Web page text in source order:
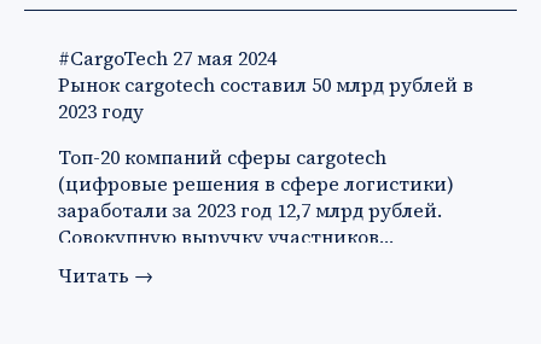
#CargoTech 27 мая 2024
Рынок cargotech составил 50 млрд рублей в
2023 году
Топ-20 компаний сферы cargotech
(цифровые решения в сфере логистики)
заработали за 2023 год 12,7 млрд рублей.
Совокупную выручку участников…
Читать →